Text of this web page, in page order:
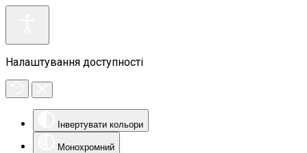
Налаштування доступності
Інвертувати кольори
Монохромний